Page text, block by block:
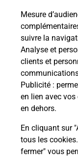
Mesure
suivre la
Analyse et
clients et
Publicité :
en lien avec vos
en dehors.
En cliquant sur
tous les
fermer" vous
Questions
Quel réseau
Est-ce que
numéro de
Est-ce que
avec La